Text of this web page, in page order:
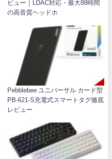
ビュー｜LDAC対応・最大88時間
の高音質ヘッドホ
Pebblebee ユニバーサル カード型
PB-621-S充電式スマートタグ徹底
レビュー